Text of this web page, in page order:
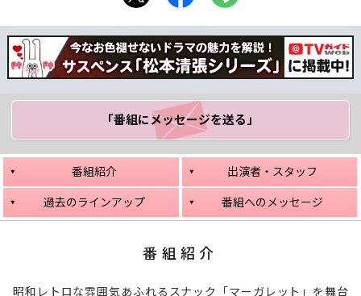
「番組にメッセージを送る」
番組紹介 出演者・スタッフ
過去のラインアップ 番組へのメッセージ
番組紹介
昭和レトロな雰囲気あふれるスナック「マーガレット」を舞台